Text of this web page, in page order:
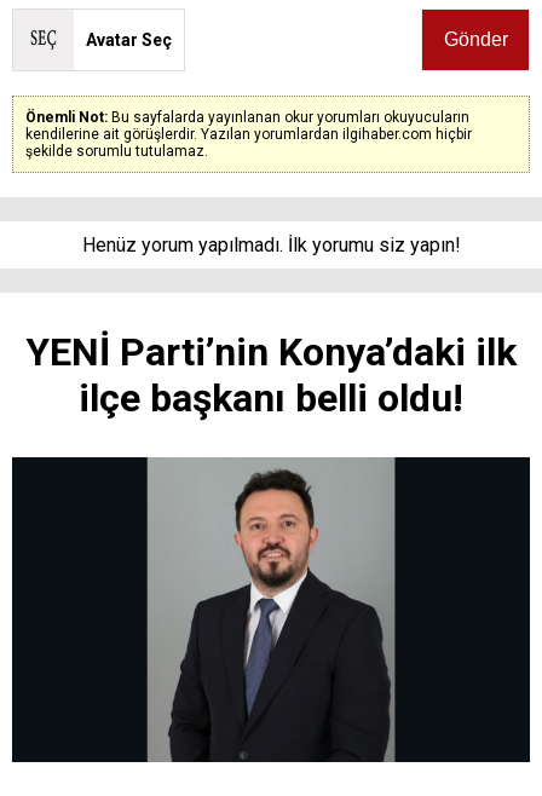
Avatar Seç
Önemli Not: Bu sayfalarda yayınlanan okur yorumları okuyucuların
kendilerine ait görüşlerdir. Yazılan yorumlardan ilgihaber.com hiçbir
şekilde sorumlu tutulamaz.
Henüz yorum yapılmadı. İlk yorumu siz yapın!
YENİ Parti’nin Konya’daki ilk
ilçe başkanı belli oldu!